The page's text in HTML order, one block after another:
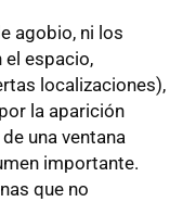
agobio, ni los
el espacio,
localizaciones),
la aparición
una ventana
importante.
que no